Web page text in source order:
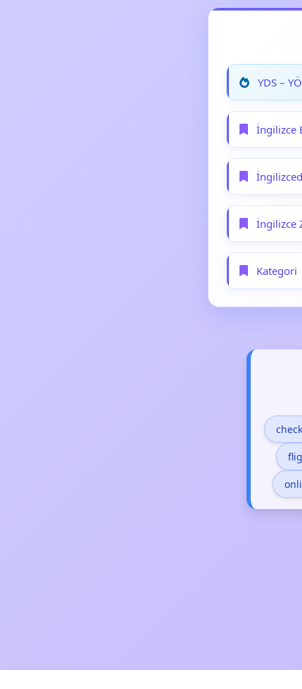
YDS –
İngilizce
İngilizce
Kategori